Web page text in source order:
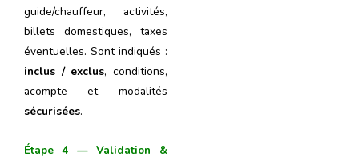
guide/chauffeur, activités,
billets domestiques, taxes
éventuelles. Sont indiqués :
inclus / exclus, conditions,
acompte et modalités
sécurisées.
Étape 4 — Validation &